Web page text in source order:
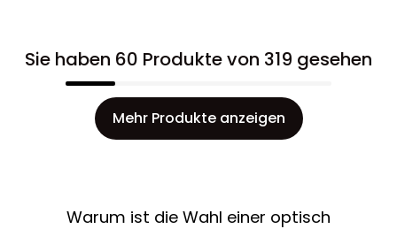
Sie haben 60 Produkte von 319 gesehen
Mehr Produkte anzeigen
Warum ist die Wahl einer optisch